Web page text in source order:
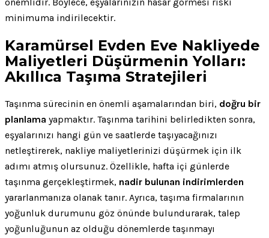
minimuma indirilecektir.
Karamürsel Evden Eve Nakliyede
Maliyetleri Düşürmenin Yolları:
Akıllıca Taşıma Stratejileri
Taşınma sürecinin en önemli aşamalarından biri, doğru bir
planlama yapmaktır. Taşınma tarihini belirledikten sonra,
eşyalarınızı hangi gün ve saatlerde taşıyacağınızı
netleştirerek, nakliye maliyetlerinizi düşürmek için ilk
adımı atmış olursunuz. Özellikle, hafta içi günlerde
taşınma gerçekleştirmek, nadir bulunan indirimlerden
yararlanmanıza olanak tanır. Ayrıca, taşıma firmalarının
yoğunluk durumunu göz önünde bulundurarak, talep
yoğunluğunun az olduğu dönemlerde taşınmayı